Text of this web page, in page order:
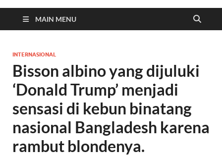
MAIN MENU
INTERNASIONAL
Bisson albino yang dijuluki
‘Donald Trump’ menjadi
sensasi di kebun binatang
nasional Bangladesh karena
rambut blondenya.